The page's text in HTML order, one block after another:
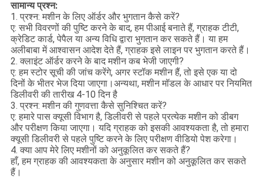
सामान्य प्रश्न:
1. प्रश्न: मशीन के लिए ऑर्डर और भुगतान कैसे करें?
ए: सभी विवरणों की पुष्टि करने के बाद, हम पीआई बनाते हैं, ग्राहक टीटी,
क्रेडिट कार्ड, पेपैल या अन्य विधि द्वारा भुगतान कर सकते हैं। या हम
अलीबाबा में आश्वासन आदेश देते हैं, ग्राहक इसे लाइन पर भुगतान करते हैं।
2. क्लाइंट ऑर्डर करने के बाद मशीन कब भेजी जाएगी?
ए: हम स्टोर सूची की जांच करेंगे, अगर स्टॉक मशीन हैं, तो इसे एक या दो
दिनों के भीतर भेज दिया जाएगा।अन्यथा, मशीन मॉडल के आधार पर नियमित
डिलीवरी की तारीख 4-10 दिन है
3. प्रश्न: मशीन की गुणवत्ता कैसे सुनिश्चित करें?
ए: हमारे पास क्यूसी विभाग है, डिलीवरी से पहले प्रत्येक मशीन को डीबग
और परीक्षण किया जाएगा। यदि ग्राहक को इसकी आवश्यकता है, तो हमारा
क्यूसी डिलीवरी से पहले पुष्टि करने के लिए परीक्षण वीडियो पेश करेगा।
4. क्या आप मेरे लिए मशीनों को अनुकूलित कर सकते हैं?
हाँ, हम ग्राहक की आवश्यकता के अनुसार मशीन को अनुकूलित कर सकते
हैं।